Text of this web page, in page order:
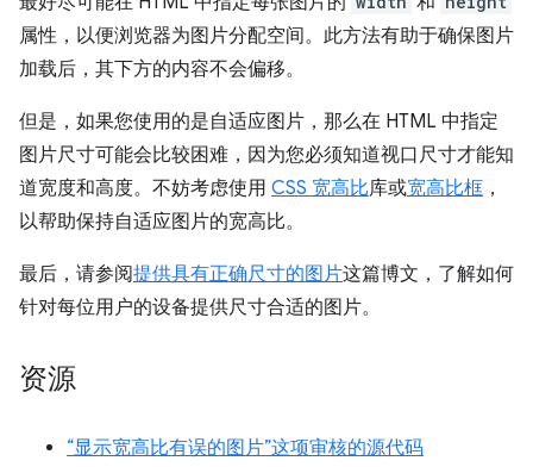
属性，以便浏览器为图片分配空间。此方法有助于确保图片
加载后，其下方的内容不会偏移。
但是，如果您使用的是自适应图片，那么在 HTML 中指定
图片尺寸可能会比较困难，因为您必须知道视口尺寸才能知
道宽度和高度。不妨考虑使用 CSS 宽高比库或宽高比框 ，
以帮助保持自适应图片的宽高比。
最后，请参阅提供具有正确尺寸的图片这篇博文，了解如何
针对每位用户的设备提供尺寸合适的图片。
资源
“显示宽高比有误的图片”这项审核的源代码